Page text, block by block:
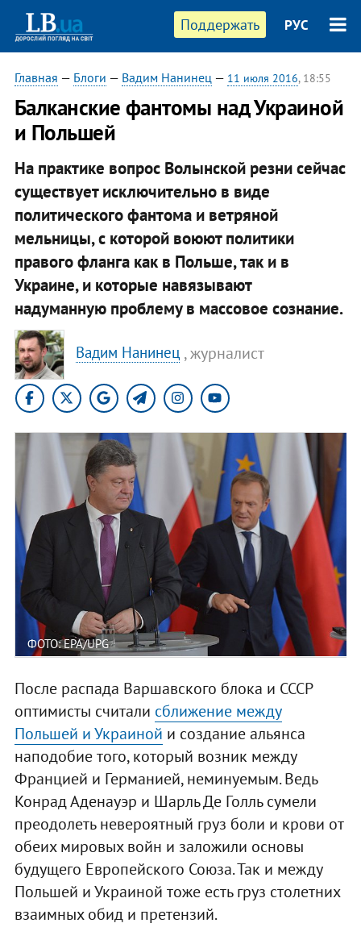
Поддержать РУС
Главная — Блоги — Вадим Нанинец— 11 июля 2016, 18:55
Балканские фантомы над Украиной
и Польшей
На практике вопрос Волынской резни сейчас
существует исключительно в виде
политического фантома и ветряной
мельницы, с которой воюют политики
правого фланга как в Польше, так и в
Украине, и которые навязывают
надуманную проблему в массовое сознание.
Вадим Нанинец , журналист
ФОТО: EPA/UPG
После распада Варшавского блока и СССР
оптимисты считали сближение между
Польшей и Украиной и создание альянса
наподобие того, который возник между
Францией и Германией, неминуемым. Ведь
Конрад Аденауэр и Шарль Де Голль сумели
преодолеть невероятный груз боли и крови от
обеих мировых войн и заложили основы
будущего Европейского Союза. Так и между
Польшей и Украиной тоже есть груз столетних
взаимных обид и претензий.